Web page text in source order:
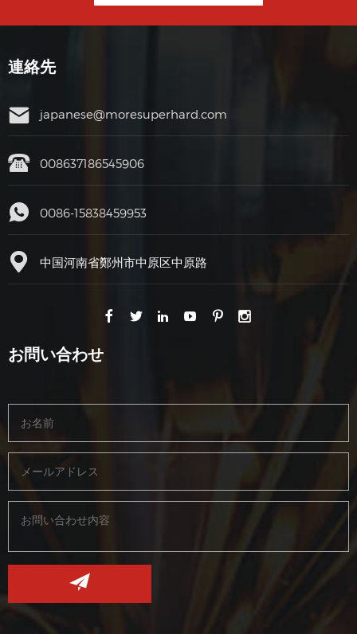
連絡先
japanese@moresuperhard.com
008637186545906
0086-15838459953
中国河南省鄭州市中原区中原路
お問い合わせ